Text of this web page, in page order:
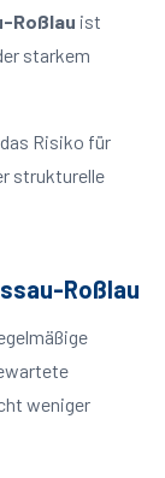
Roßlau ist
starkem
Risiko für
strukturelle
Roßlau
weniger